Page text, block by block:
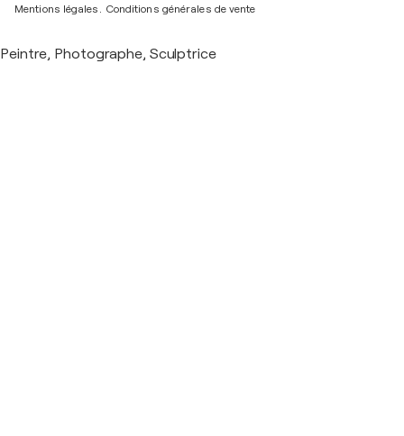
Mentions légales.
Conditions générales de vente
Peintre, Photographe, Sculptrice